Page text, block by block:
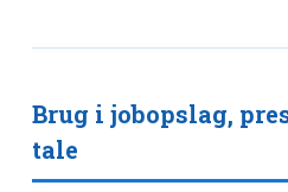
Brug i jobopslag,
tale